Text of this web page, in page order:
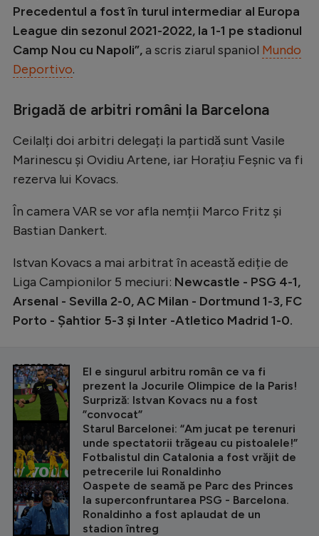
Creează cont
Precedentul a fost în turul intermediar al Europa
League din sezonul 2021-2022, la 1-1 pe stadionul
Camp Nou cu Napoli”,a scris ziarul spaniol Mundo
Deportivo.
Brigadă de arbitri români la Barcelona
Ceilalți doi arbitri delegați la partidă sunt Vasile
Marinescu și Ovidiu Artene, iar Horațiu Feșnic va fi
rezerva lui Kovacs.
În camera VAR se vor afla nemții Marco Fritz și
Bastian Dankert.
Istvan Kovacs a mai arbitrat în această ediție de
Liga Campionilor 5 meciuri: Newcastle - PSG 4-1,
Arsenal - Sevilla 2-0, AC Milan - Dortmund 1-3, FC
Porto - Șahtior 5-3 și Inter -Atletico Madrid 1-0.
CITEȘTE ȘI
El e singurul arbitru român ce va fi
prezent la Jocurile Olimpice de la Paris!
Surpriză: Istvan Kovacs nu a fost
”convocat”
Starul Barcelonei: “Am jucat pe terenuri
unde spectatorii trăgeau cu pistoalele!”
Fotbalistul din Catalonia a fost vrăjit de
petrecerile lui Ronaldinho
Oaspete de seamă pe Parc des Princes
la superconfruntarea PSG - Barcelona.
Ronaldinho a fost aplaudat de un
stadion întreg